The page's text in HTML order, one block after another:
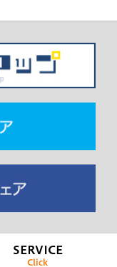
SERVICE
Click